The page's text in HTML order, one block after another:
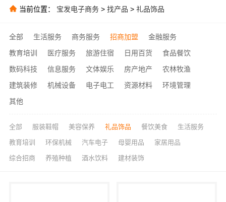
当前位置： 宝发电子商务 > 找产品 > 礼品饰品
全部 生活服务 商务服务 招商加盟
金融服务
教育培训
医疗服务 旅游住宿 日用百货
食品餐饮
数码科技
信息服务 文体娱乐 房产地产
农林牧渔
建筑装修
机械设备 电子电工 资源材料
环境管理
其他
全部 服装鞋帽 美容保养 礼品饰品 餐饮美食 生活服务
教育培训 环保机械 汽车电子 母婴用品 家居用品
综合招商 养殖种植 酒水饮料 建材装饰